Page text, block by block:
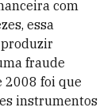
com
essa
fraude
2008 foi que
instrumentos